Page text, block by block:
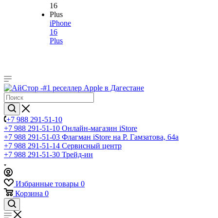
iPhone
16
Plus
+7 988 291-51-10
+7 988 291-51-10 Онлайн-магазин iStore
+7 988 291-51-03 Флагман iStore на Р. Гамзатова, 64а
+7 988 291-51-14 Сервисный центр
+7 988 291-51-30 Трейд-ин
Избранные товары 0
Корзина 0